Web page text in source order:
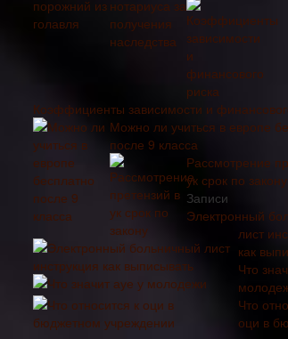
Коэффициенты зависимости и
Можно ли учиться в европе
после 9 класса
Рассмотрение
ук срок по закону
Записи
Электронный
лист
как
Что
Что
оци в